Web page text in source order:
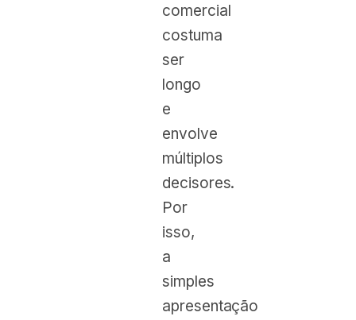
comercial
costuma
ser
longo
e
envolve
múltiplos
decisores.
Por
isso,
a
simples
apresentação